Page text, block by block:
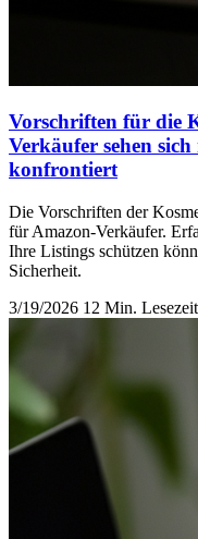
Vorschriften für die
Verkäufer sehen
konfrontiert
Die Vorschriften der
für Amazon-Verkäufer.
Ihre Listings schützen
Sicherheit.
3/19/2026 12 Min. Lesezeit